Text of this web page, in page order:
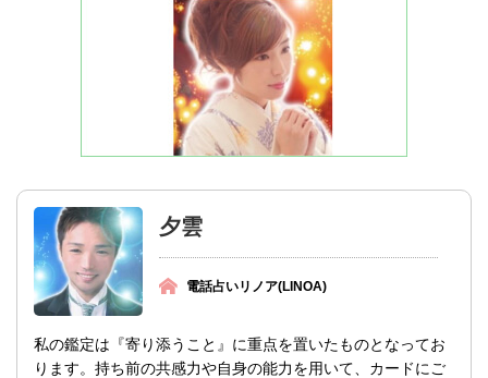
夕雲
電話占いリノア(LINOA)
私の鑑定は『寄り添うこと』に重点を置いたものとなってお
ります。持ち前の共感力や自身の能力を用いて、カードにご